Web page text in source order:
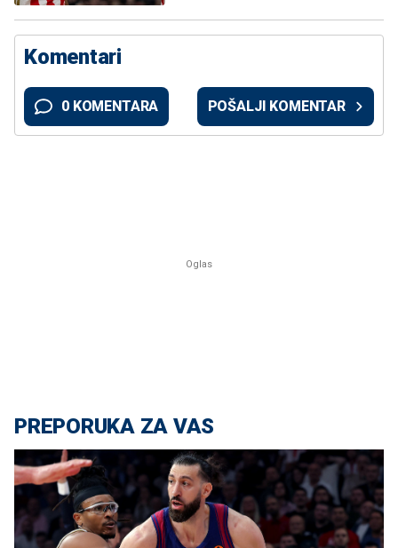
Komentari
0 KOMENTARA POŠALJI KOMENTAR
PREPORUKA ZA VAS